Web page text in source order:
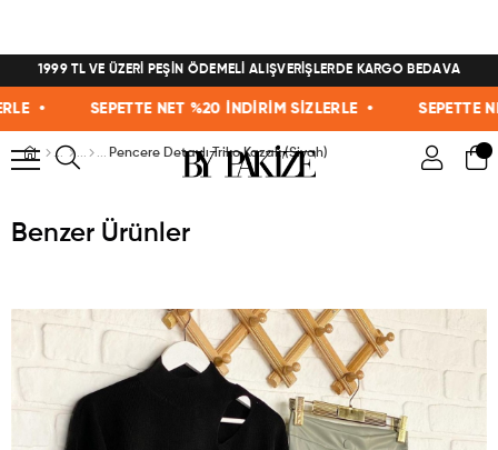
1999 TL VE ÜZERİ PEŞİN ÖDEMELİ ALIŞVERİŞLERDE KARGO BEDAVA
• SEPETTE NET %20 İNDİRİM SİZLERLE • SEPETTE
Pencere Detaylı Triko Kazak (Siyah)
Benzer Ürünler